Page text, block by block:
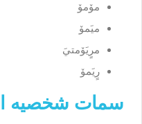
مۆمۆ
ميَمۆ
مرٍيَۆمتيَ
رٍيَمۆ
سمات شخصيه